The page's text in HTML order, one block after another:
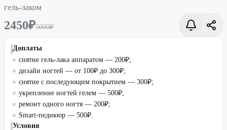
гель-лаком
2450₽5000₽
Доплаты
снятие гель-лака аппаратом — 200₽;
дизайн ногтей — от 100₽ до 300₽;
снятие с последующим покрытием — 300₽;
укрепление ногтей гелем — 500₽;
ремонт одного ногтя — 200₽;
Smart-педикюр — 500₽.
Условия